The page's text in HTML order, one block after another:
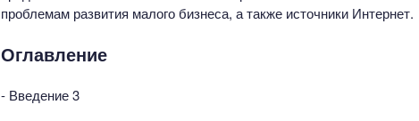
проблемам развития малого бизнеса, а также источники Интернет.
Оглавление
- Введение 3